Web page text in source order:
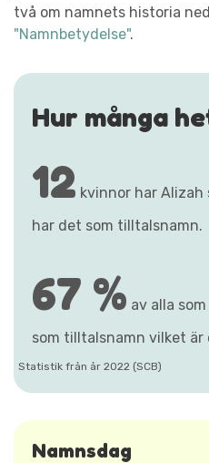
två om namnets historia
"Namnbetydelse".
Hur många
12 kvinnor har
har det som tilltalsnamn.
67 % av alla
som tilltalsnamn vilket är
Statistik från år 2022 (SCB)
Namnsdag